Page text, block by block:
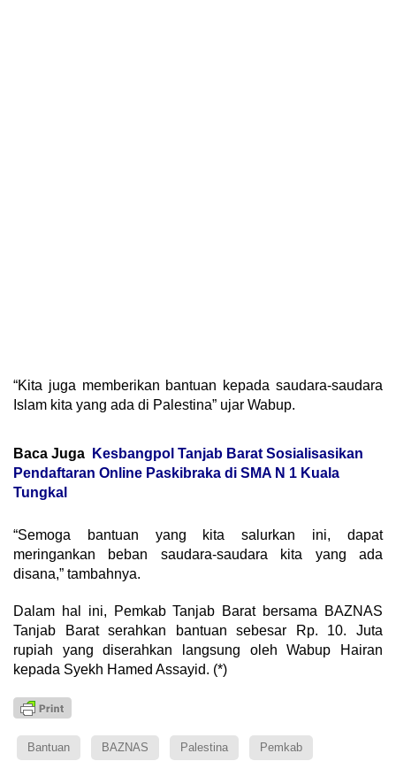
“Kita juga memberikan bantuan kepada saudara-saudara
Islam kita yang ada di Palestina” ujar Wabup.
Baca Juga
Kesbangpol Tanjab Barat Sosialisasikan
Pendaftaran Online Paskibraka di SMA N 1 Kuala
Tungkal
“Semoga bantuan yang kita salurkan ini, dapat
meringankan beban saudara-saudara kita yang ada
disana,” tambahnya.
Dalam hal ini, Pemkab Tanjab Barat bersama BAZNAS
Tanjab Barat serahkan bantuan sebesar Rp. 10. Juta
rupiah yang diserahkan langsung oleh Wabup Hairan
kepada Syekh Hamed Assayid. (*)
Bantuan BAZNAS Palestina Pemkab